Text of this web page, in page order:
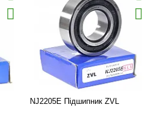
NJ2205E Підшипник ZVL